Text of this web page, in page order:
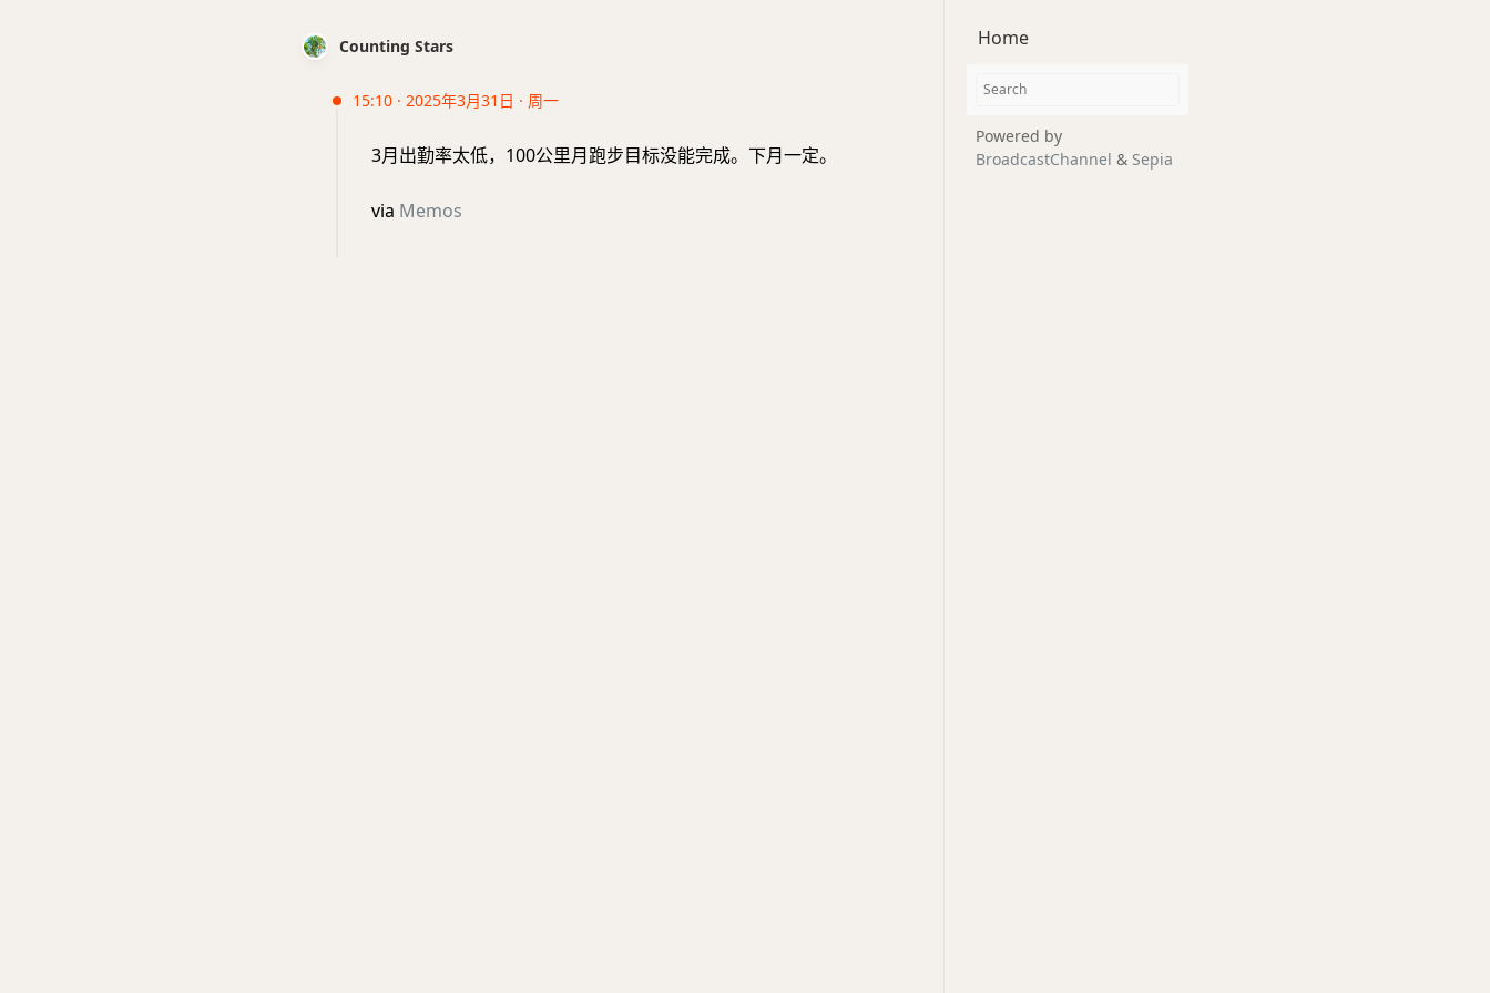
Counting Stars
15:10 · 2025年3月31日 · 周一
3月出勤率太低，100公里月跑步目标没能完成。下月一定。
via Memos
Home
Powered by
BroadcastChannel & Sepia